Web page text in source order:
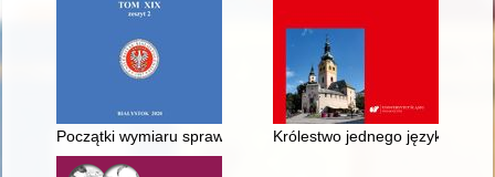
Początki wymiaru sprawiedliwości na Białostocczyźnie w
Królestwo jednego języka i